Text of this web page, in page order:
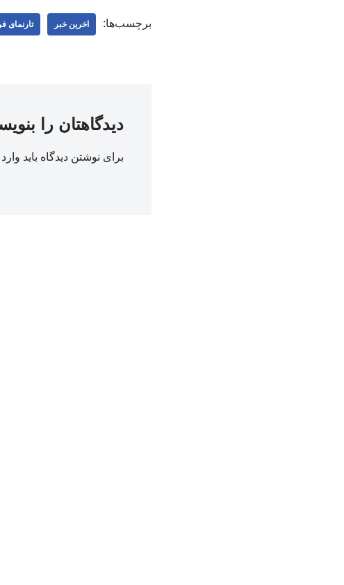
برچسب‌ها: اخرین خبر تارنمای
دیدگاهتان را
برای نوشتن دیدگاه باید